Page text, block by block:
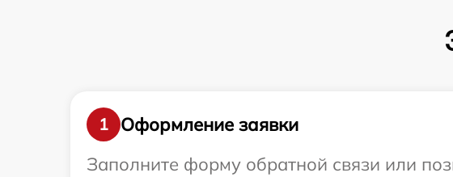
1
Оформление заявки
Заполните форму обратной связи или